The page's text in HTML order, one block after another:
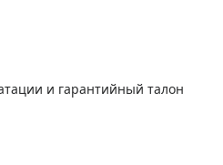
и гарантийный талон